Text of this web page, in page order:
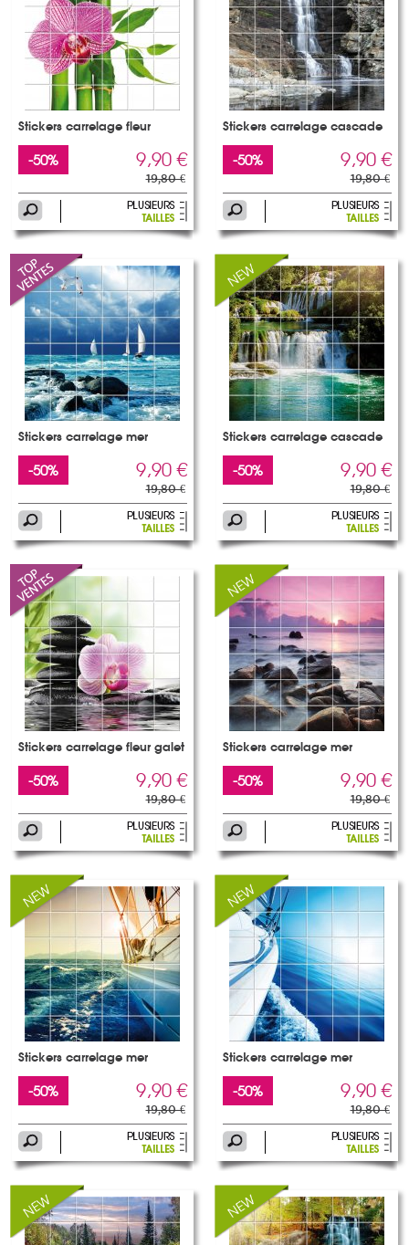
Stickers carrelage fleur
-50% 9,90 €
19,80 €
Stickers carrelage cascade
-50% 9,90 €
19,80 €
Stickers carrelage mer
-50% 9,90 €
19,80 €
Stickers carrelage cascade
-50% 9,90 €
19,80 €
Stickers carrelage fleur galet
-50% 9,90 €
19,80 €
Stickers carrelage mer
-50% 9,90 €
19,80 €
Stickers carrelage mer
-50% 9,90 €
19,80 €
Stickers carrelage mer
-50% 9,90 €
19,80 €